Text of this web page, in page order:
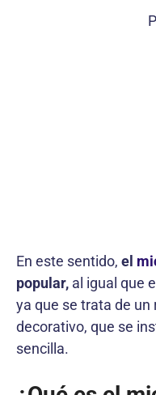
En este sentido, el
popular, al igual que
ya que se trata de
decorativo, que se
sencilla.